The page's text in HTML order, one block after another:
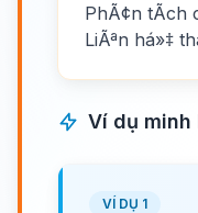
PhÃ¢n tÃ­ch
LiÃªn há»‡
Ví dụ minh
VÍ DỤ 1